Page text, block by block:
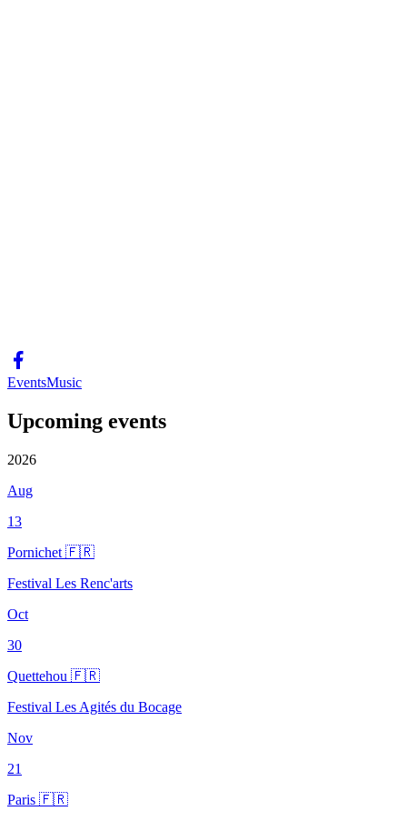
EventsMusic
Upcoming events
2026
Aug
13
Pornichet 🇫🇷
Festival Les Renc'arts
Oct
30
Quettehou 🇫🇷
Festival Les Agités du Bocage
Nov
21
Paris 🇫🇷